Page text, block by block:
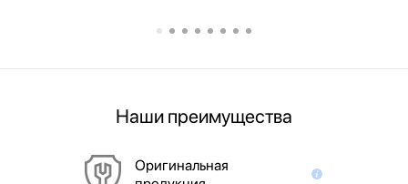
Наши преимущества
Оригинальная